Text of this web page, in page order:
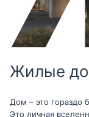
Жилые
Дом – это гораздо
Это личная